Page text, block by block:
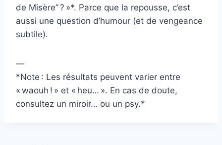
de Misère” ? »*. Parce que la repousse, c’est
aussi une question d’humour (et de vengeance
subtile).
—
*Note : Les résultats peuvent varier entre
« waouh ! » et « heu… ». En cas de doute,
consultez un miroir… ou un psy.*